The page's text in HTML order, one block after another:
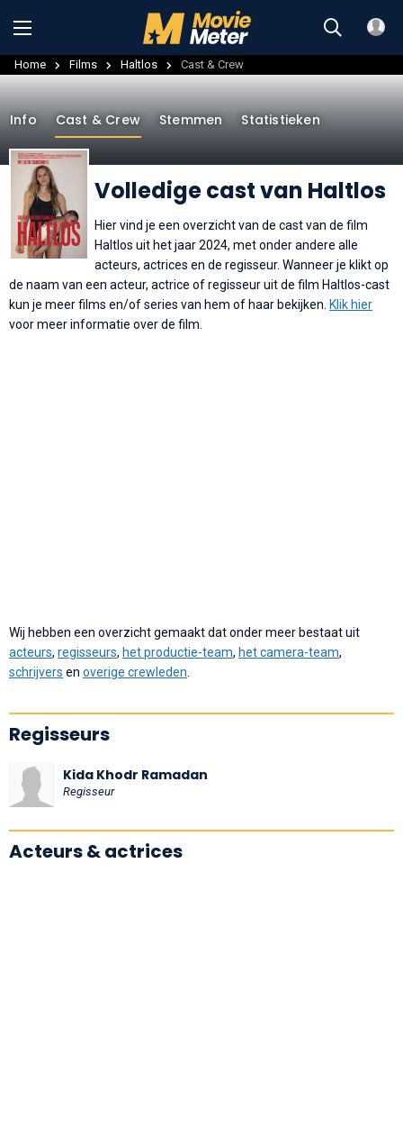
Home Films Haltlos Cast & Crew
Volledige cast van Haltlos
Info Cast & Crew Stemmen Statistieken
Hier vind je een overzicht van de cast van de film
Haltlos uit het jaar 2024, met onder andere alle
acteurs, actrices en de regisseur. Wanneer je klikt op
de naam van een acteur, actrice of regisseur uit de film Haltlos-cast
kun je meer films en/of series van hem of haar bekijken. Klik hier
voor meer informatie over de film.
Wij hebben een overzicht gemaakt dat onder meer bestaat uit
acteurs, regisseurs, het productie-team, het camera-team,
schrijvers en overige crewleden
Regisseurs
Kida Khodr Ramadan
Regisseur
Acteurs & actrices